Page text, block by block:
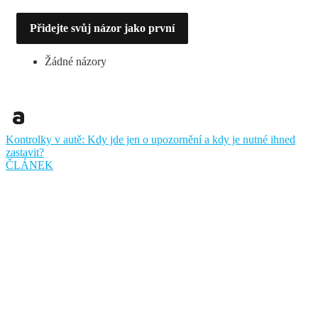
Přidejte svůj názor jako první
Žádné názory
Kontrolky v autě: Kdy jde jen o upozornění a kdy je nutné ihned
zastavit?
ČLÁNEK